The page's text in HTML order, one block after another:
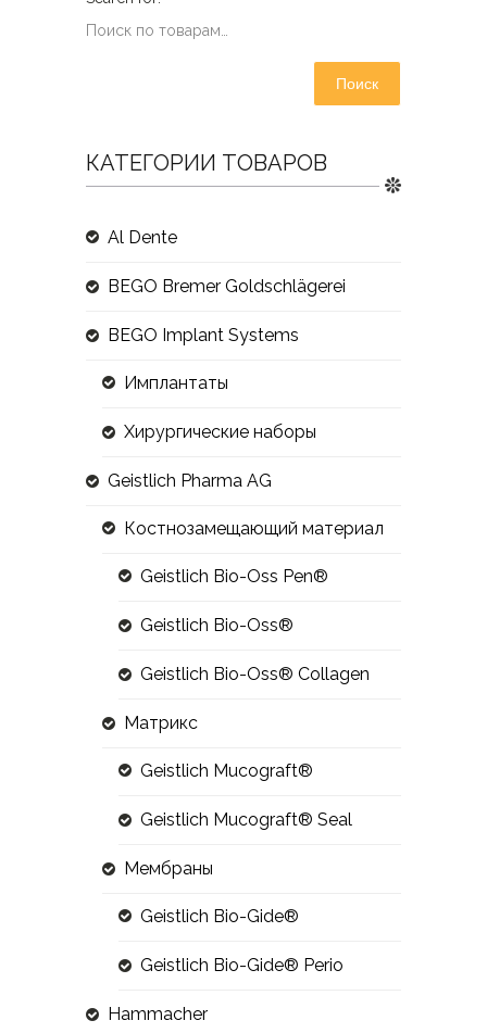
Поиск
КАТЕГОРИИ ТОВАРОВ
Al Dente
BEGO Bremer Goldschlägerei
BEGO Implant Systems
Имплантаты
Хирургические наборы
Geistlich Pharma AG
Костнозамещающий материал
Geistlich Bio-Oss Pen®
Geistlich Bio-Oss®
Geistlich Bio-Oss® Collagen
Матрикс
Geistlich Mucograft®
Geistlich Mucograft® Seal
Мембраны
Geistlich Bio-Gide®
Geistlich Bio-Gide® Perio
Hammacher